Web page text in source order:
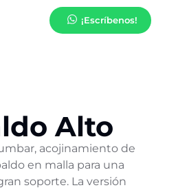
¡Escríbenos!
Alto
acojinamiento de
en malla para una
soporte. La versión